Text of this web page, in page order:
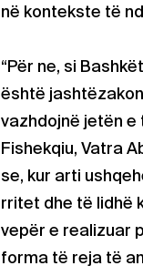
në kontekste të
“Për ne, si
është
vazhdojnë jetën e
Fishekqiu, Vatra
se, kur arti
rritet dhe të lidhë
vepër e realizuar
forma të reja të